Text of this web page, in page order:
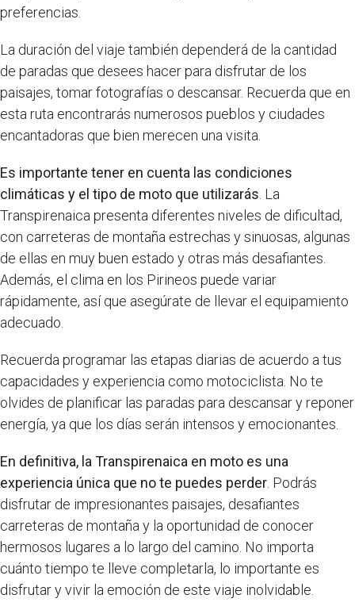
preferencias.
La duración del viaje también dependerá de la cantidad
de paradas que desees hacer para disfrutar de los
paisajes, tomar fotografías o descansar. Recuerda que en
esta ruta encontrarás numerosos pueblos y ciudades
encantadoras que bien merecen una visita.
Es importante tener en cuenta las condiciones
climáticas y el tipo de moto que utilizarás . La
Transpirenaica presenta diferentes niveles de dificultad,
con carreteras de montaña estrechas y sinuosas, algunas
de ellas en muy buen estado y otras más desafiantes.
Además, el clima en los Pirineos puede variar
rápidamente, así que asegúrate de llevar el equipamiento
adecuado.
Recuerda programar las etapas diarias de acuerdo a tus
capacidades y experiencia como motociclista. No te
olvides de planificar las paradas para descansar y reponer
energía, ya que los días serán intensos y emocionantes.
En definitiva, la Transpirenaica en moto es una
experiencia única que no te puedes perder . Podrás
disfrutar de impresionantes paisajes, desafiantes
carreteras de montaña y la oportunidad de conocer
hermosos lugares a lo largo del camino. No importa
cuánto tiempo te lleve completarla, lo importante es
disfrutar y vivir la emoción de este viaje inolvidable.